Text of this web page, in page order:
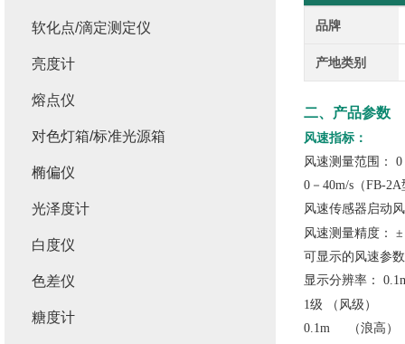
品牌
产地类别
二、产品参数
风速指标：
风速测量范围：
0
0－ 40m/s （FB-2A
风速传感器启动
风速测量精度：
可显示的风速参
显示分辨率：
1级
（风级）
0.1m （浪高）
软化点/滴定测定仪
亮度计
熔点仪
对色灯箱/标准光源箱
椭偏仪
光泽度计
白度仪
色差仪
糖度计